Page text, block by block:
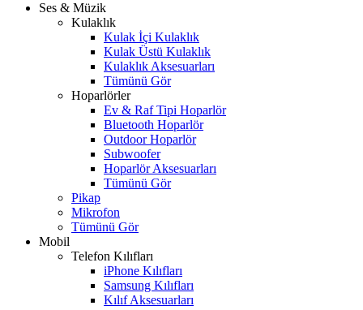
Ses & Müzik
Kulaklık
Kulak İçi Kulaklık
Kulak Üstü Kulaklık
Kulaklık Aksesuarları
Tümünü Gör
Hoparlörler
Ev & Raf Tipi Hoparlör
Bluetooth Hoparlör
Outdoor Hoparlör
Subwoofer
Hoparlör Aksesuarları
Tümünü Gör
Pikap
Mikrofon
Tümünü Gör
Mobil
Telefon Kılıfları
iPhone Kılıfları
Samsung Kılıfları
Kılıf Aksesuarları